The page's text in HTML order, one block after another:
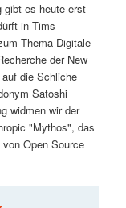
gibt es heute erst
in Tims
Thema Digitale
der New
die Schliche
Satoshi
widmen wir der
"Mythos", das
Open Source